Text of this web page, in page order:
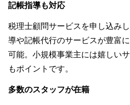
記帳指導も対応
税理士顧問サービスを申し込み
導や記帳代行のサービスが豊富
可能。小規模事業主には嬉しい
もポイントです。
多数のスタッフが在籍